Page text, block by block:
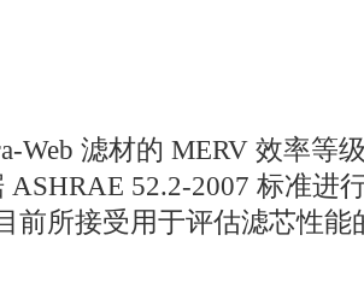
Web 滤材的 MERV 效率等
ASHRAE 52.2-2007 标准进
前所接受用于评估滤芯性能